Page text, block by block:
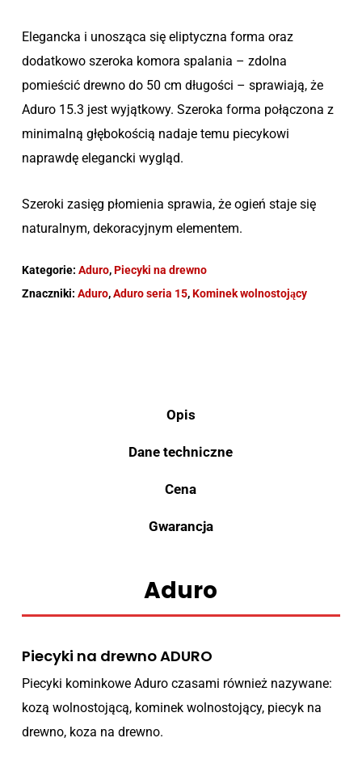
Elegancka i unosząca się eliptyczna forma oraz
dodatkowo szeroka komora spalania – zdolna
pomieścić drewno do 50 cm długości – sprawiają, że
Aduro 15.3 jest wyjątkowy. Szeroka forma połączona z
minimalną głębokością nadaje temu piecykowi
naprawdę elegancki wygląd.
Szeroki zasięg płomienia sprawia, że ogień staje się
naturalnym, dekoracyjnym elementem.
Kategorie: Aduro,Piecyki na drewno
Znaczniki: Aduro,Aduro seria 15,Kominek wolnostojący
Opis
Dane techniczne
Cena
Gwarancja
Aduro
Piecyki na drewno ADURO
Piecyki kominkowe Aduro czasami również nazywane:
kozą wolnostojącą, kominek wolnostojący, piecyk na
drewno, koza na drewno.